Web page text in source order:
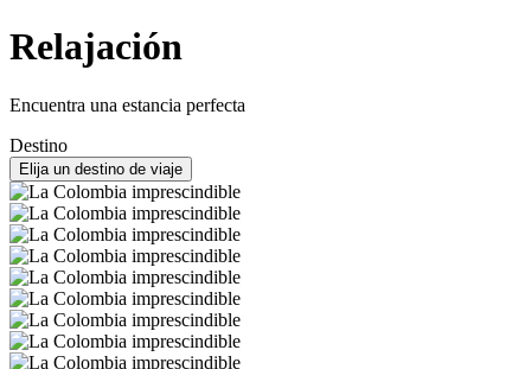
Relajación
Encuentra una estancia perfecta
Destino
Elija un destino de viaje